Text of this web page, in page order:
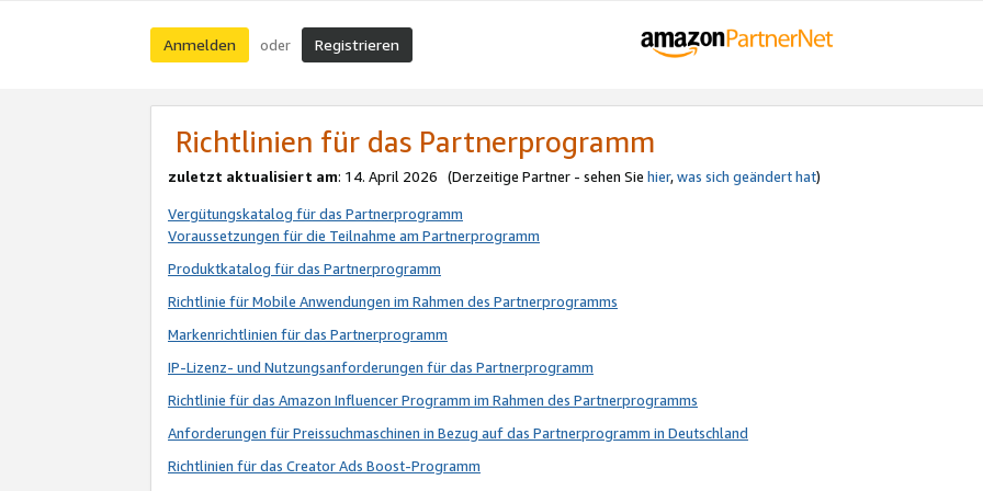
Anmelden oder Registrieren
Richtlinien für das Partnerprogramm
zuletzt aktualisiert am: 14. April 2026 (Derzeitige Partner - sehen Sie hier,was sich geändert hat)
Vergütungskatalog für das Partnerprogramm
Voraussetzungen für die Teilnahme am Partnerprogramm
Produktkatalog für das Partnerprogramm
Richtlinie für Mobile Anwendungen im Rahmen des Partnerprogramms
Markenrichtlinien für das Partnerprogramm
IP-Lizenz- und Nutzungsanforderungen für das Partnerprogramm
Richtlinie für das Amazon Influencer Programm im Rahmen des Partnerprogramms
Anforderungen für Preissuchmaschinen in Bezug auf das Partnerprogramm in Deutschland
Richtlinien für das Creator Ads Boost-Programm